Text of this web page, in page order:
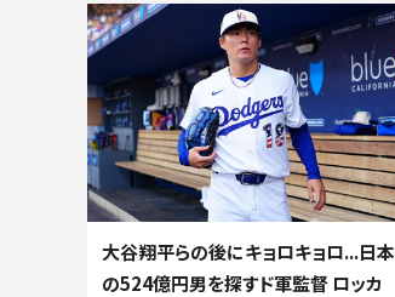
大谷翔平らの後にキョロキョロ...日本
の524億円男を探すド軍監督 ロッカ